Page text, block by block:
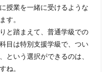
授業を一緒に受けるような
す。
と踏まえて、普通学級での
目は特別支援学級で、つい
という選択ができるのは、
ね。